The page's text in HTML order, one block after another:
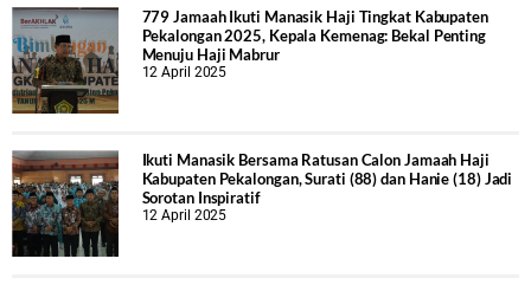
779 Jamaah Ikuti Manasik Haji Tingkat Kabupaten
Pekalongan 2025, Kepala Kemenag: Bekal Penting
Menuju Haji Mabrur
12 April 2025
Ikuti Manasik Bersama Ratusan Calon Jamaah Haji
Kabupaten Pekalongan, Surati (88) dan Hanie (18) Jadi
Sorotan Inspiratif
12 April 2025